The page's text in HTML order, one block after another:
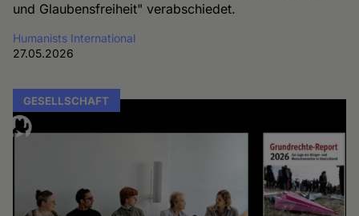
und Glaubensfreiheit" verabschiedet.
Humanists International
27.05.2026
GESELLSCHAFT